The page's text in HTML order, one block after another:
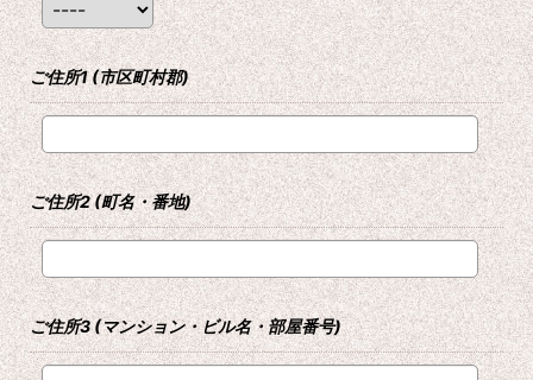
ご住所1(市区町村郡)
ご住所2(町名・番地)
ご住所3(マンション・ビル名・部屋番号)